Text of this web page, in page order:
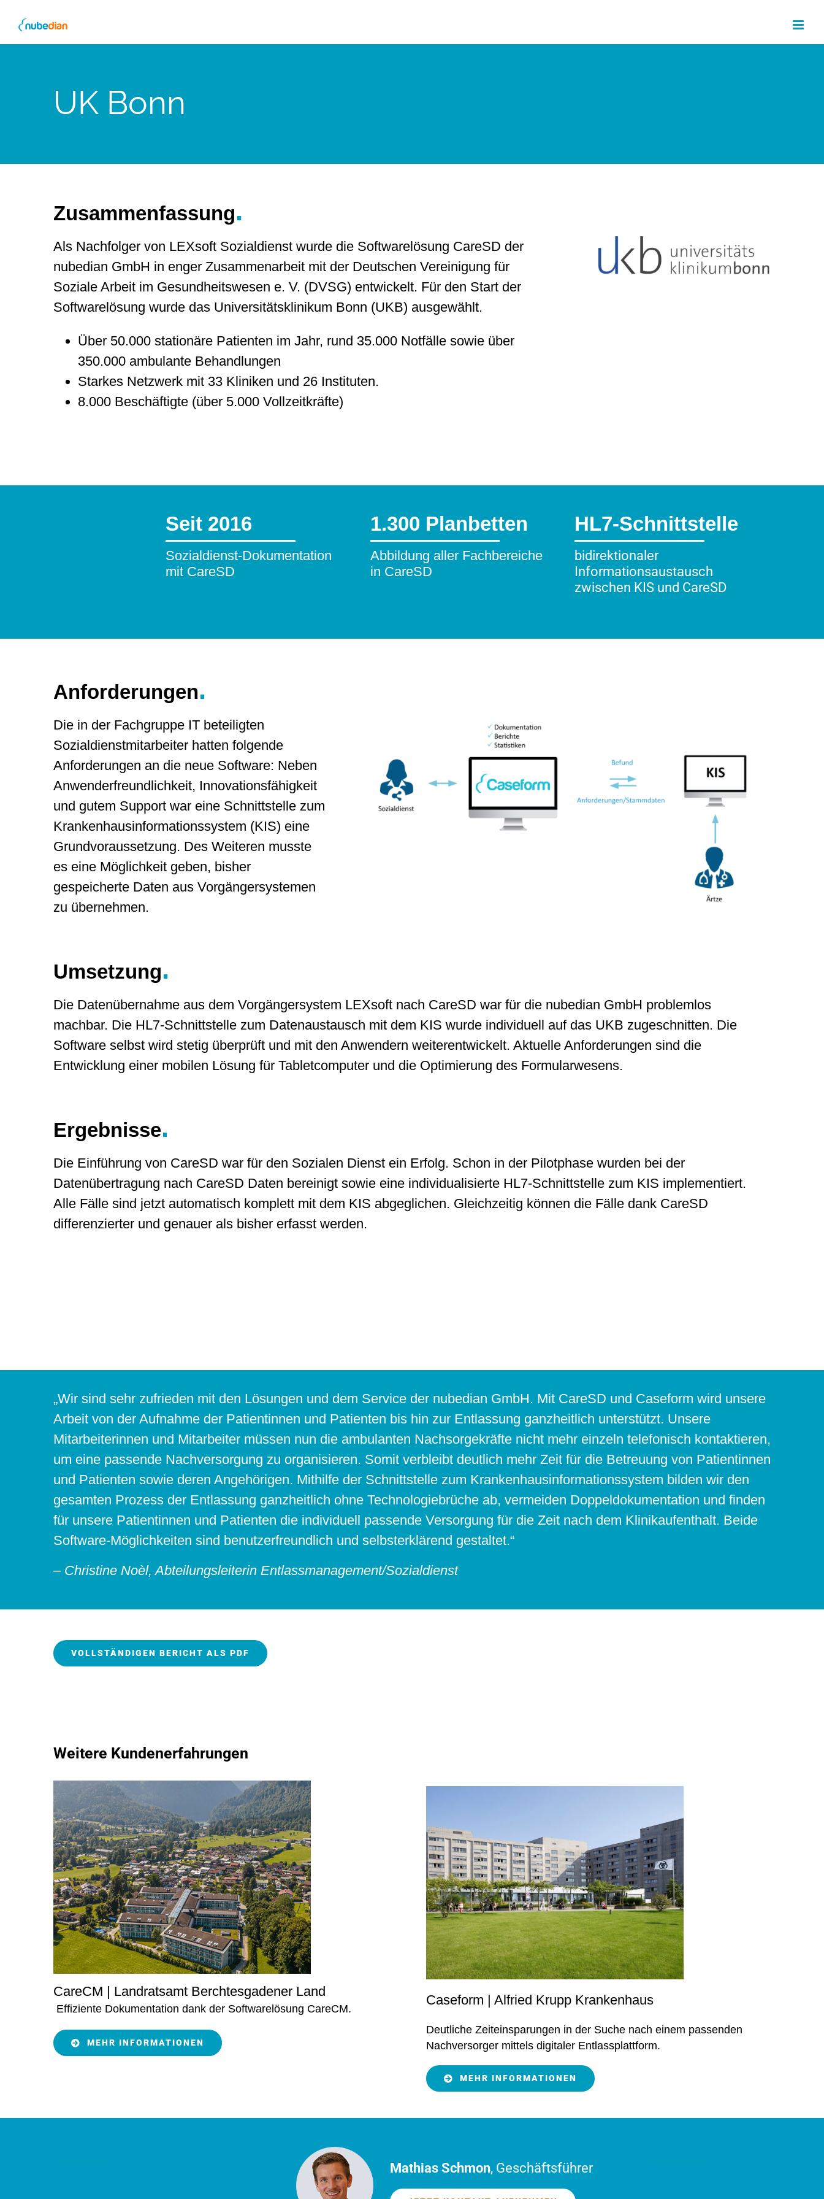
UK Bonn
Zusammenfassung.
Als Nachfolger von LEXsoft Sozialdienst wurde die Softwarelösung CareSD der
nubedian GmbH in enger Zusammenarbeit mit der Deutschen Vereinigung für
Soziale Arbeit im Gesundheitswesen e. V. (DVSG) entwickelt. Für den Start der
Softwarelösung wurde das Universitätsklinikum Bonn (UKB) ausgewählt.
Über 50.000 stationäre Patienten im Jahr, rund 35.000 Notfälle sowie über
350.000 ambulante Behandlungen
Starkes Netzwerk mit 33 Kliniken und 26 Instituten.
8.000 Beschäftigte (über 5.000 Vollzeitkräfte)
Seit 2016
Sozialdienst-Dokumentation
mit CareSD
1.300 Planbetten
Abbildung aller Fachbereiche
in CareSD
HL7-Schnittstelle
bidirektionaler
Informationsaustausch
zwischen KIS und CareSD
Anforderungen.
Die in der Fachgruppe IT beteiligten
Sozialdienstmitarbeiter hatten folgende
Anforderungen an die neue Software: Neben
Anwenderfreundlichkeit, Innovationsfähigkeit
und gutem Support war eine Schnittstelle zum
Krankenhausinformationssystem (KIS) eine
Grundvoraussetzung. Des Weiteren musste
es eine Möglichkeit geben, bisher
gespeicherte Daten aus Vorgängersystemen
zu übernehmen.
Umsetzung.
Die Datenübernahme aus dem Vorgängersystem LEXsoft nach CareSD war für die nubedian GmbH problemlos
machbar. Die HL7-Schnittstelle zum Datenaustausch mit dem KIS wurde individuell auf das UKB zugeschnitten. Die
Software selbst wird stetig überprüft und mit den Anwendern weiterentwickelt. Aktuelle Anforderungen sind die
Entwicklung einer mobilen Lösung für Tabletcomputer und die Optimierung des Formularwesens.
Ergebnisse.
Die Einführung von CareSD war für den Sozialen Dienst ein Erfolg. Schon in der Pilotphase wurden bei der
Datenübertragung nach CareSD Daten bereinigt sowie eine individualisierte HL7-Schnittstelle zum KIS implementiert.
Alle Fälle sind jetzt automatisch komplett mit dem KIS abgeglichen. Gleichzeitig können die Fälle dank CareSD
differenzierter und genauer als bisher erfasst werden.
„Wir sind sehr zufrieden mit den Lösungen und dem Service der nubedian GmbH. Mit CareSD und Caseform wird unsere
Arbeit von der Aufnahme der Patientinnen und Patienten bis hin zur Entlassung ganzheitlich unterstützt. Unsere
Mitarbeiterinnen und Mitarbeiter müssen nun die ambulanten Nachsorgekräfte nicht mehr einzeln telefonisch kontaktieren,
um eine passende Nachversorgung zu organisieren. Somit verbleibt deutlich mehr Zeit für die Betreuung von Patientinnen
und Patienten sowie deren Angehörigen. Mithilfe der Schnittstelle zum Krankenhausinformationssystem bilden wir den
gesamten Prozess der Entlassung ganzheitlich ohne Technologiebrüche ab, vermeiden Doppeldokumentation und finden
für unsere Patientinnen und Patienten die individuell passende Versorgung für die Zeit nach dem Klinikaufenthalt. Beide
Software-Möglichkeiten sind benutzerfreundlich und selbsterklärend gestaltet.“
– Christine Noèl, Abteilungsleiterin Entlassmanagement/Sozialdienst
VOLLSTÄNDIGEN BERICHT ALS PDF
Weitere Kundenerfahrungen
CareCM | Landratsamt Berchtesgadener Land
Effiziente Dokumentation dank der Softwarelösung CareCM.
MEHR INFORMATIONEN
Caseform | Alfried Krupp Krankenhaus
Deutliche Zeiteinsparungen in der Suche nach einem passenden
Nachversorger mittels digitaler Entlassplattform.
MEHR INFORMATIONEN
Mathias Schmon, Geschäftsführer